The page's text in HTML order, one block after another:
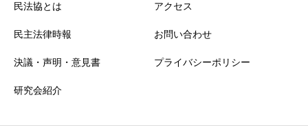
民法協とは
民主法律時報
決議・声明・意見書
研究会紹介
アクセス
お問い合わせ
プライバシーポリシー